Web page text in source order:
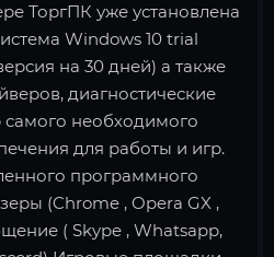
ТоргПК уже установлена
Windows 10 trial
на 30 дней) а также
диагностические
самого необходимого
для работы и игр.
программного
(Chrome , Opera GX ,
( Skype , Whatsapp,